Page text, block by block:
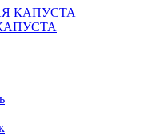
КАПУСТА